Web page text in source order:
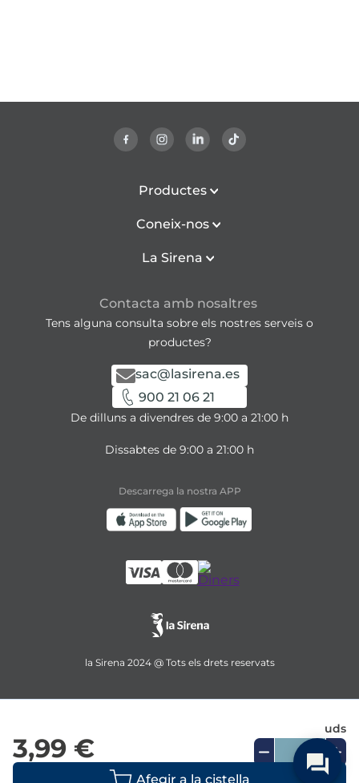
3,99 €
uds
Productes
Coneix-nos
La Sirena
Contacta amb nosaltres
Tens alguna consulta sobre els nostres serveis o
productes?
sac@lasirena.es
900 21 06 21
De dilluns a divendres de 9:00 a 21:00 h
Dissabtes de 9:00 a 21:00 h
Descarrega la nostra APP
la Sirena 2024 @ Tots els drets reservats